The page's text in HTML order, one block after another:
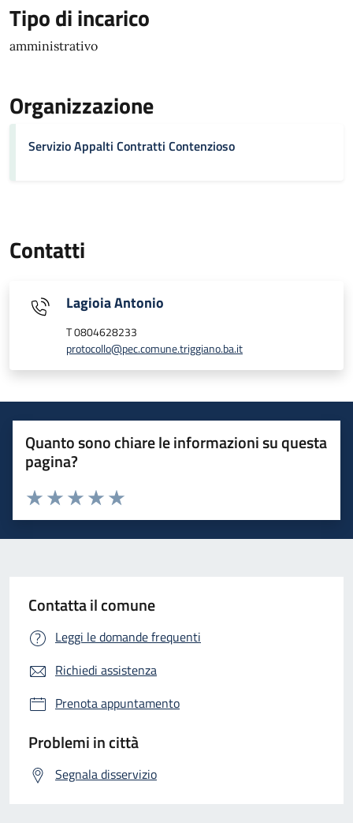
Tipo di incarico
amministrativo
Organizzazione
Servizio Appalti Contratti Contenzioso
Contatti
Lagioia Antonio
T 0804628233
protocollo@pec.comune.triggiano.ba.it
Quanto sono chiare le informazioni su questa
pagina?
Valuta 5 stelle su 5
Valuta 4 stelle su 5
Valuta 3 stelle su 5
Valuta 2 stelle su 5
Valuta 1 stelle su 5
Contatta il comune
Leggi le domande frequenti
Richiedi assistenza
Prenota appuntamento
Problemi in città
Segnala disservizio